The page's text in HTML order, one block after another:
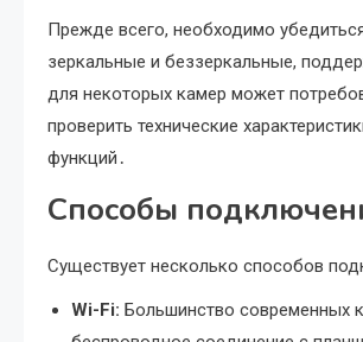
Прежде всего, необходимо
зеркальные и беззеркальные,
для некоторых камер может
проверить технические
функций․
Способы
Существует несколько способов
Wi-Fi: Большинство современных